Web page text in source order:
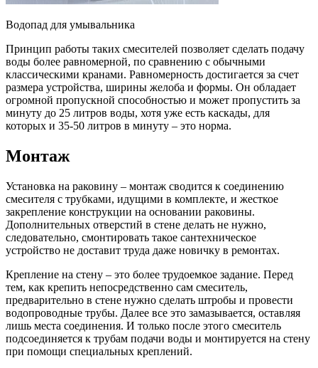
Водопад для умывальника
Принцип работы таких смесителей позволяет сделать подачу
воды более равномерной, по сравнению с обычными
классическими кранами. Равномерность достигается за счет
размера устройства, ширины желоба и формы. Он обладает
огромной пропускной способностью и может пропустить за
минуту до 25 литров воды, хотя уже есть каскады, для
которых и 35-50 литров в минуту – это норма.
Монтаж
Установка на раковину – монтаж сводится к соединению
смесителя с трубками, идущими в комплекте, и жесткое
закрепление конструкции на основании раковины.
Дополнительных отверстий в стене делать не нужно,
следовательно, смонтировать такое сантехническое
устройство не доставит труда даже новичку в ремонтах.
Крепление на стену – это более трудоемкое задание. Перед
тем, как крепить непосредственно сам смеситель,
предварительно в стене нужно сделать штробы и провести
водопроводные трубы. Далее все это замазывается, оставляя
лишь места соединения. И только после этого смеситель
подсоединяется к трубам подачи воды и монтируется на стену
при помощи специальных креплений.